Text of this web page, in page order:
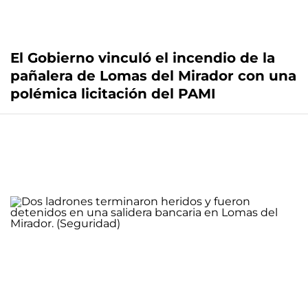
El Gobierno vinculó el incendio de la
pañalera de Lomas del Mirador con una
polémica licitación del PAMI